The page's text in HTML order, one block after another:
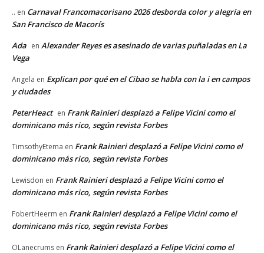
.. en Carnaval Francomacorisano 2026 desborda color y alegría en
San Francisco de Macorís
Ada en Alexander Reyes es asesinado de varias puñaladas en La
Vega
Angela en Explican por qué en el Cibao se habla con la i en campos
y ciudades
PeterHeact en Frank Rainieri desplazó a Felipe Vicini como el
dominicano más rico, según revista Forbes
TimsothyEtema en Frank Rainieri desplazó a Felipe Vicini como el
dominicano más rico, según revista Forbes
Lewisdon en Frank Rainieri desplazó a Felipe Vicini como el
dominicano más rico, según revista Forbes
FobertHeerm en Frank Rainieri desplazó a Felipe Vicini como el
dominicano más rico, según revista Forbes
OLanecrums en Frank Rainieri desplazó a Felipe Vicini como el